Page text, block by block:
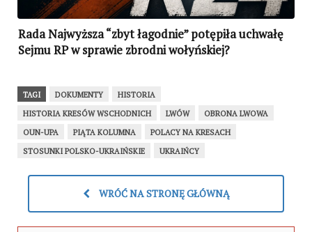
Rada Najwyższa “zbyt łagodnie” potępiła uchwałę
Sejmu RP w sprawie zbrodni wołyńskiej?
TAGI DOKUMENTY
HISTORIA
HISTORIA KRESÓW WSCHODNICH
LWÓW
OBRONA LWOWA
OUN-UPA
PIĄTA KOLUMNA
POLACY NA KRESACH
STOSUNKI POLSKO-UKRAIŃSKIE
UKRAIŃCY
WRÓĆ NA STRONĘ GŁÓWNĄ